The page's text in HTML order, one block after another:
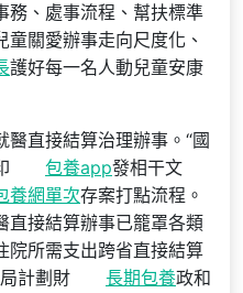
務、處事流程、幫扶標準
童關愛辦事走向尺度化、
護好每一名人動兒童安康
直接結算治理辦事。“國
包養app發相干文
養網單次存案打點流程。
直接結算辦事已籠罩各類
院所需支出跨省直接結算
計劃財
長期包養政和